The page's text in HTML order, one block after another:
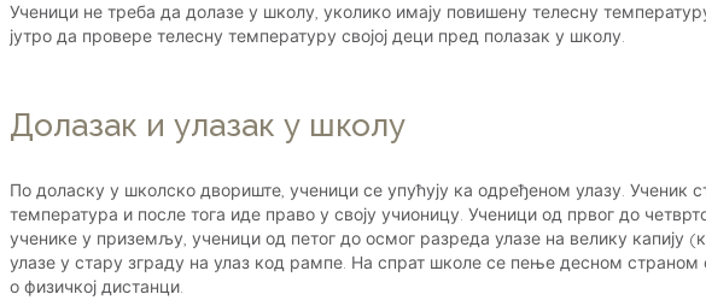
Ученици не треба да долазе у школу, уколико имају повишену телесну
јутро да провере телесну температуру својој деци пред полазак у школу.
Долазак и улазак у школу
По доласку у школско двориште, ученици се упућују ка одређеном улазу. Ученик
температура и после тога иде право у своју учионицу. Ученици од првог до
ученике у приземљу, ученици од петог до осмог разреда улазе на велику капију
улазе у стару зграду на улаз код рампе. На спрат школе се пење десном
о физичкој дистанци.